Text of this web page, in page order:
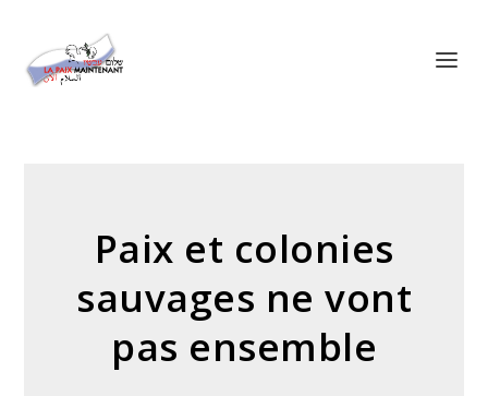
Paix et colonies
sauvages ne vont
pas ensemble